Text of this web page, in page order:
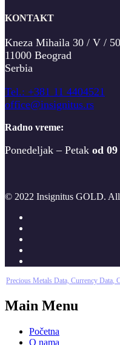
KONTAKT
Kneza Mihaila 30 / V /
11000 Beograd
Serbia
Tel.: +381 11 4404521
office@insignitus.rs
Radno vreme:
Ponedeljak – Petak od
© 2022 Insignitus GOLD. All
Precious Metals Data, Currency Data,
Main Menu
Početna
O nama